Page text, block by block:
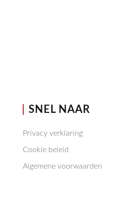
SNEL NAAR
Privacy verklaring
Cookie beleid
Algemene voorwaarden